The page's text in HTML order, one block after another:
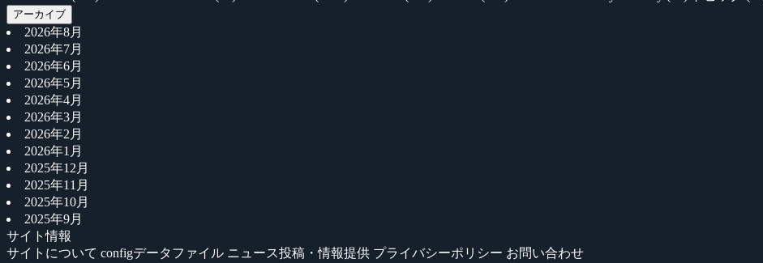
アーカイブ
2026年8月
2026年7月
2026年6月
2026年5月
2026年4月
2026年3月
2026年2月
2026年1月
2025年12月
2025年11月
2025年10月
2025年9月
サイト情報
サイトについて configデータファイル ニュース投稿・情報提供 プライバシーポリシー お問い合わせ